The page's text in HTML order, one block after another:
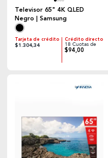
Televisor 65" 4K QLED
Negro | Samsung
Tarjeta de crédito
$1.304,34
Crédito directo
18 Cuotas de
$94,00